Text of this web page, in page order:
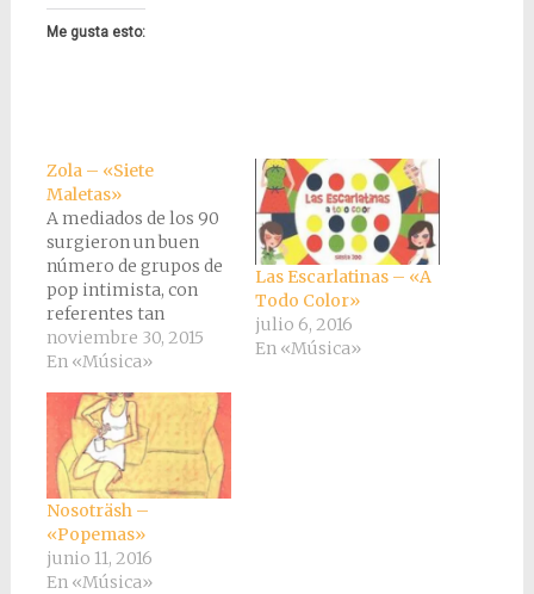
Me gusta esto:
Zola – «Siete
Maletas»
A mediados de los 90
surgieron un buen
número de grupos de
pop intimista, con
referentes tan
excitantes como el
pop francés de los 60
mayoría con chicas a
la voz, entre ellos Le
Mans, La Buena Vida,
Niza, Nosoträsh… y
todos ellos en
discográficas…
noviembre 30, 2015
En «Música»
Las Escarlatinas – «A
Todo Color»
julio 6, 2016
En «Música»
Nosoträsh –
«Popemas»
junio 11, 2016
En «Música»